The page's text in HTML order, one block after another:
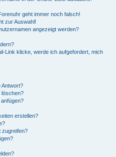
geht immer noch falsch!
zur Auswahl!
angezeigt werden?
Link klicke, werde ich aufgefordert, mich
Antwort?
löschen?
erstellen?
zugreifen?